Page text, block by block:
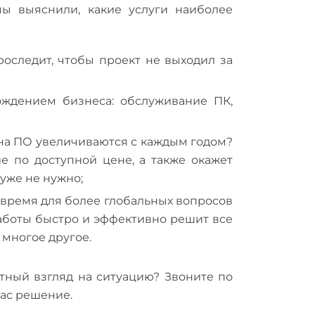
выяснили, какие услуги наиболее
чтобы проект не выходил за
бизнеса: обслуживание ПК,
ПО увеличиваются с каждым годом?
по доступной цене, а также окажет
не нужно;
для более глобальных вопросов
быстро и эффективно решит все
другое.
взгляд на ситуацию? Звоните по
решение.